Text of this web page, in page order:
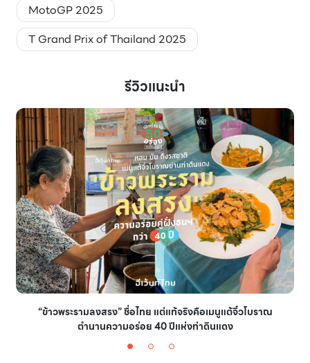
MotoGP 2025
T Grand Prix of Thailand 2025
รีวิวแนะนำ
“ข้าวพระรามลงสรง” ชื่อไทย แต่แท้จริงคือเมนูแต้จิ๋วโบราณ
ตำนานความอร่อย 40 ปีแห่งท่าดินแดง